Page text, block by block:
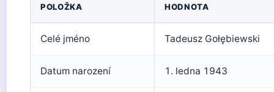
POLOŽKA HODNOTA
Celé jméno Tadeusz Gołębiewski
Datum narození 1. ledna 1943